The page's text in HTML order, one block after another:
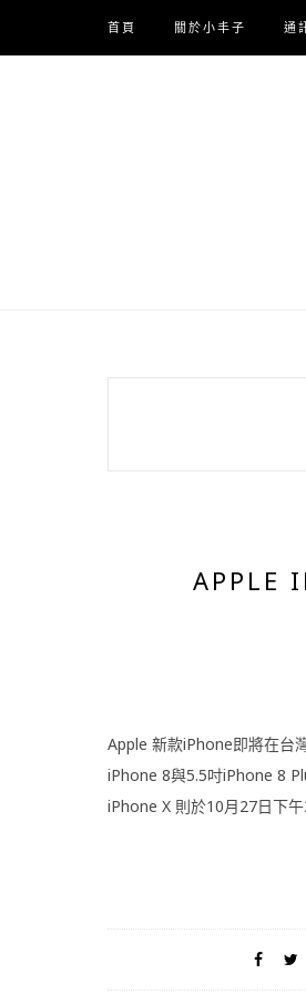
首頁 關於小丰子 通
APPLE
Apple 新款iPhone即將在台
iPhone 8與5.5吋iPhone 8
iPhone X 則於10月27日下